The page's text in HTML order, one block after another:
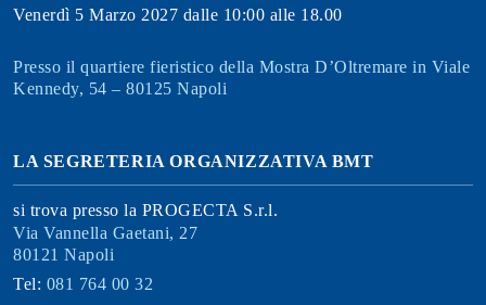
Venerdì 5 Marzo 2027 dalle 10:00 alle 18.00
Presso il quartiere fieristico della Mostra D’Oltremare in Viale
Kennedy, 54 – 80125 Napoli
LA SEGRETERIA ORGANIZZATIVA BMT
si trova presso la PROGECTA S.r.l.
Via Vannella Gaetani, 27
80121 Napoli
Tel: 081 764 00 32